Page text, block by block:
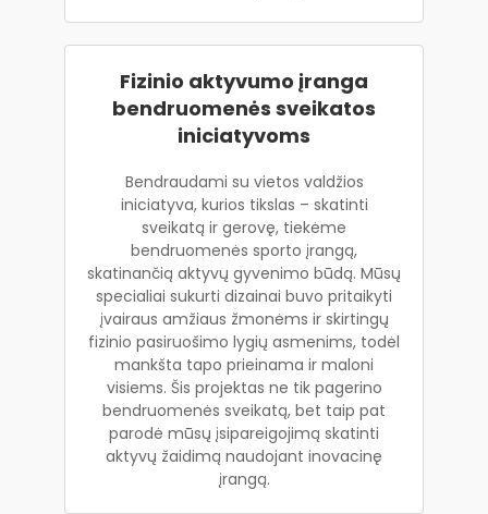
Fizinio aktyvumo įranga
bendruomenės sveikatos
iniciatyvoms
Bendraudami su vietos valdžios
iniciatyva, kurios tikslas – skatinti
sveikatą ir gerovę, tiekėme
bendruomenės sporto įrangą,
skatinančią aktyvų gyvenimo būdą. Mūsų
specialiai sukurti dizainai buvo pritaikyti
įvairaus amžiaus žmonėms ir skirtingų
fizinio pasiruošimo lygių asmenims, todėl
mankšta tapo prieinama ir maloni
visiems. Šis projektas ne tik pagerino
bendruomenės sveikatą, bet taip pat
parodė mūsų įsipareigojimą skatinti
aktyvų žaidimą naudojant inovacinę
įrangą.